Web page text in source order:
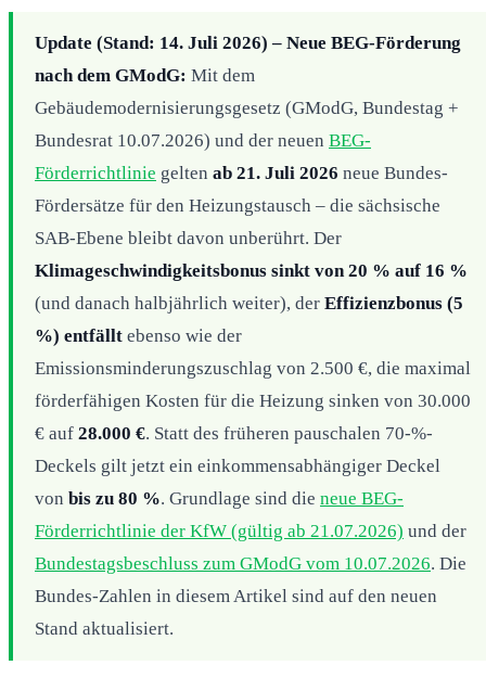
Update (Stand: 14. Juli 2026) – Neue BEG-Förderung
nach dem GModG: Mit dem
Gebäudemodernisierungsgesetz (GModG, Bundestag +
Bundesrat 10.07.2026) und der neuen BEG-
Förderrichtlinie gelten ab 21. Juli 2026 neue Bundes-
Fördersätze für den Heizungstausch – die sächsische
SAB-Ebene bleibt davon unberührt. Der
Klimageschwindigkeitsbonus sinkt von 20 % auf 16 %
(und danach halbjährlich weiter), der Effizienzbonus (5
%) entfällt ebenso wie der
Emissionsminderungszuschlag von 2.500 €, die maximal
förderfähigen Kosten für die Heizung sinken von 30.000
€ auf 28.000 €. Statt des früheren pauschalen 70-%-
Deckels gilt jetzt ein einkommensabhängiger Deckel
von bis zu 80 %. Grundlage sind die neue BEG-
Förderrichtlinie der KfW (gültig ab 21.07.2026) und der
Bundestagsbeschluss zum GModG vom 10.07.2026. Die
Bundes-Zahlen in diesem Artikel sind auf den neuen
Stand aktualisiert.